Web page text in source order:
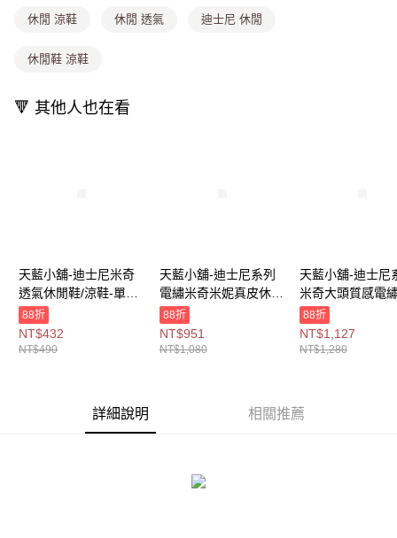
消。如遇「轉專審核」未通過狀況，表示未達大哥付你分期系統評分，恕無
1.分期款項不併入電信帳單，「大哥付你分期」於每月結算日後寄送繳費提
帳／街口支付／iPASS MONEY」等通路繳費。
每筆NT$80，滿NT$699(含以上)免運費
每筆NT$80，滿NT$699(含以上)免運費
萊爾富取貨付款
付款後7-11取貨
每筆NT$80，滿NT$1,000(含以上)免運費
宅配
每筆NT$100，滿NT$1,000(含以上)免運費
休閒 涼鞋 休閒 透氣 迪士尼 休閒
休閒鞋 涼鞋
🔻 其他人也在看
天藍小舖-迪士尼米奇
透氣休閒鞋/涼鞋-單1
款-$490【A27270475
】
88折
NT$432
NT$490
天藍小舖-迪士尼系列
電繡米奇米妮真皮休閒
鞋(粉)-單1
款-$1080【A2727038
0】
88折
NT$951
NT$1,080
天藍小舖-迪士尼
米奇大頭質感電
休閒鞋-單1
款-$1280【
7】
88折
NT$1,127
NT$1,280
詳細說明 相關推薦